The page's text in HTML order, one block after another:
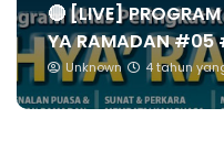
🔴 [LIVE]
YA RAMADAN #05
Unknown 4 tahun